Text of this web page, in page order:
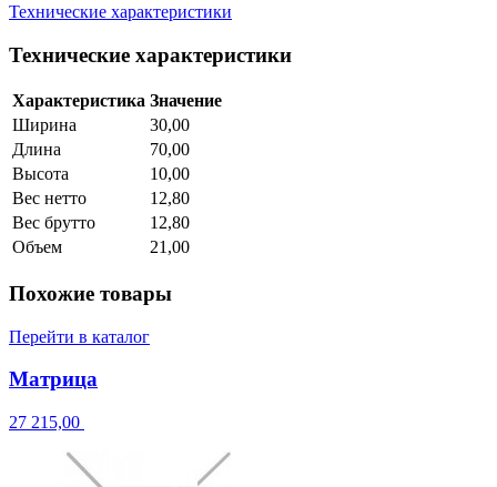
Технические характеристики
Технические характеристики
Характеристика Значение
Ширина
30,00
Длина
70,00
Высота
10,00
Вес нетто
12,80
Вес брутто
12,80
Объем
21,00
Похожие товары
Перейти в каталог
Матрица
27 215,00